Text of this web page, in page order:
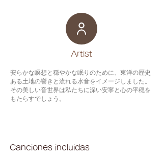
​Artist
安らかな瞑想と穏やかな眠りのために、東洋の歴史
ある土地の響きと流れる水音をイメージしました。
その美しい音世界は私たちに深い安寧と心の平穏を
もたらすでしょう。
Canciones incluidas